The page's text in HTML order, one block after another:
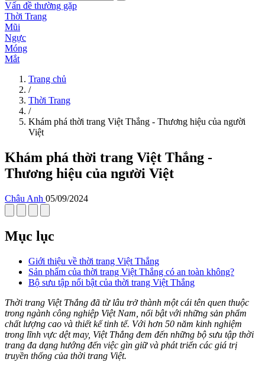
Vấn đề thường gặp
Thời Trang
Mũi
Ngực
Móng
Mắt
Trang chủ
/
Thời Trang
/
Khám phá thời trang Việt Thắng - Thương hiệu của người
Việt
Khám phá thời trang Việt Thắng -
Thương hiệu của người Việt
Châu Anh 05/09/2024
Mục lục
Giới thiệu về thời trang Việt Thắng
Sản phẩm của thời trang Việt Thắng có an toàn không?
Bộ sưu tập nổi bật của thời trang Việt Thắng
Thời trang Việt Thắng đã từ lâu trở thành một cái tên quen thuộc
trong ngành công nghiệp Việt Nam, nổi bật với những sản phẩm
chất lượng cao và thiết kế tinh tế. Với hơn 50 năm kinh nghiệm
trong lĩnh vực dệt may, Việt Thắng đem đến những bộ sưu tập thời
trang đa dạng hướng đến việc gìn giữ và phát triển các giá trị
truyền thống của thời trang Việt.